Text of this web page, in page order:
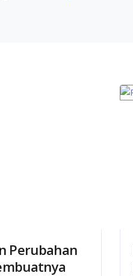
Perubahan